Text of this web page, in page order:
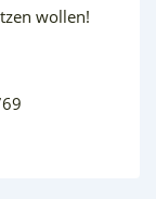
wollen!